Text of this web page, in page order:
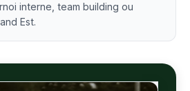
interne, team building ou
Est.